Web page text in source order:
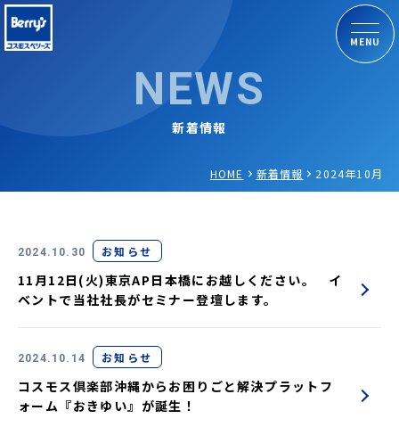
MENU
NEWS
新着情報
HOME 新着情報 2024年10月
2024.10.30 お知らせ
11月12日(火)東京AP日本橋にお越しください。 イ
ベントで当社社長がセミナー登壇します。
2024.10.14 お知らせ
コスモス倶楽部沖縄からお困りごと解決プラットフ
ォーム『おきゆい』が誕生！